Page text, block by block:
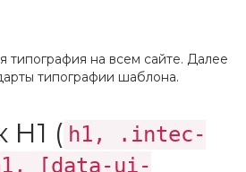
типография на всем сайте. Далее
типографии шаблона.
H1 ( h1, .intec-
[data-ui-